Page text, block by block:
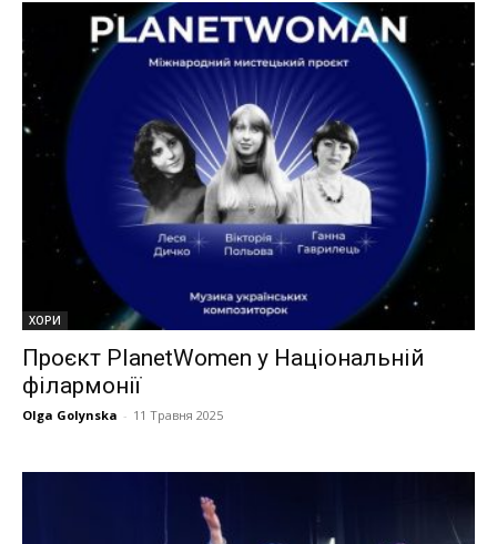
ХОРИ
Проєкт PlanetWomen у Національній
філармонії
Olga Golynska - 11 Травня 2025